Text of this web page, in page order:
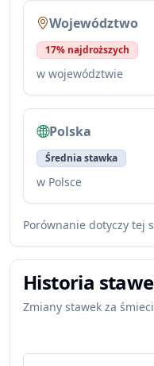
Województwo
17% najdroższych
w województwie
Polska
Średnia stawka
w Polsce
Porównanie dotyczy tej
Historia
Zmiany stawek za